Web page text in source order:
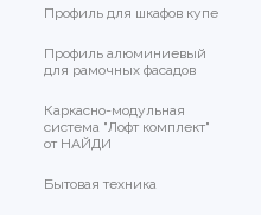
Профиль для шкафов купе
Профиль алюминиевый
для рамочных фасадов
Каркасно-модульная
система "Лофт комплект"
от НАЙДИ
Бытовая техника